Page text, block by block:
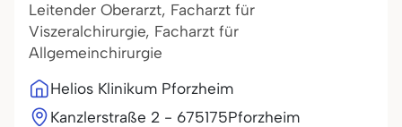
Leitender Oberarzt, Facharzt für
Viszeralchirurgie, Facharzt für
Allgemeinchirurgie
Helios Klinikum Pforzheim
Kanzlerstraße 2 - 675175Pforzheim